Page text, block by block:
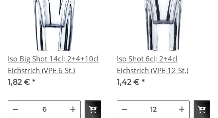
Iso Big Shot 14cl; 2+4+10cl
Eichstrich (VPE 6 St.)
1,82 € *
Iso Shot 6cl; 2+4cl
Eichstrich (VPE 12 St.)
1,42 € *